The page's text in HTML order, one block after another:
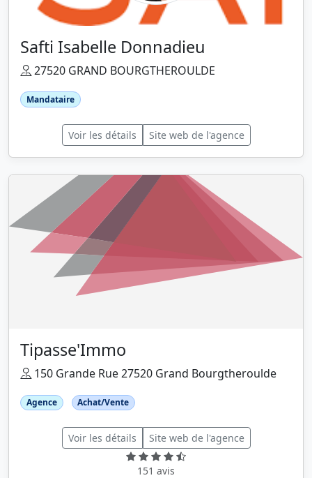
Safti Isabelle Donnadieu
27520 GRAND BOURGTHEROULDE
Mandataire
Voir les détails Site web de l'agence
Tipasse'Immo
150 Grande Rue 27520 Grand Bourgtheroulde
Agence Achat/Vente
Voir les détails Site web de l'agence
151 avis